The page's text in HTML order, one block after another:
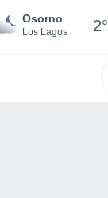
Osorno
Los Lagos 2°